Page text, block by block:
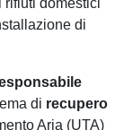
rifiuti domestici
di
di recupero
Aria (UTA)